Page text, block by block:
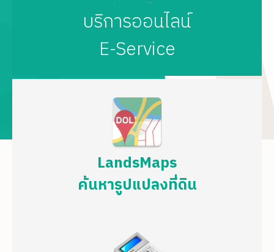
บริการออนไลน์
E-Service
LandsMaps
ค้นหารูปแปลงที่ดิน